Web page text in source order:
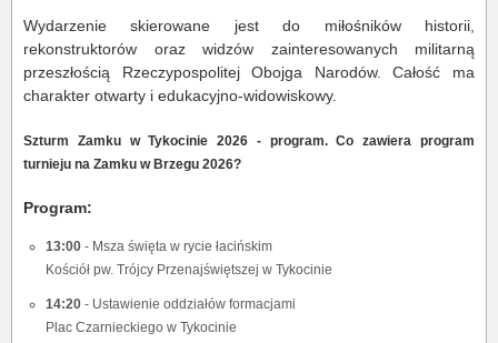
Wydarzenie skierowane jest do miłośników historii,
rekonstruktorów oraz widzów zainteresowanych militarną
przeszłością Rzeczypospolitej Obojga Narodów. Całość ma
charakter otwarty i edukacyjno-widowiskowy.
Szturm Zamku w Tykocinie 2026 - program. Co zawiera program
turnieju na Zamku w Brzegu 2026?
Program:
13:00 - Msza święta w rycie łacińskim
Kościół pw. Trójcy Przenajświętszej w Tykocinie
14:20 - Ustawienie oddziałów formacjami
Plac Czarnieckiego w Tykocinie